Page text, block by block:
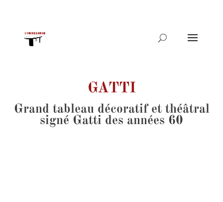
produits
GATTI
Grand tableau décoratif et théâtral
signé Gatti des années 60